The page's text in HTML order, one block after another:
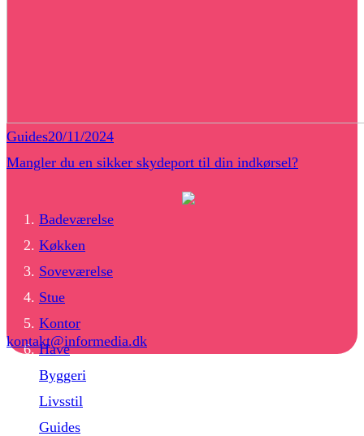
Guides20/11/2024
Mangler du en sikker skydeport til din indkørsel?
Badeværelse
Køkken
Soveværelse
Stue
Kontor
Have
Byggeri
Livsstil
Guides
kontakt@informedia.dk